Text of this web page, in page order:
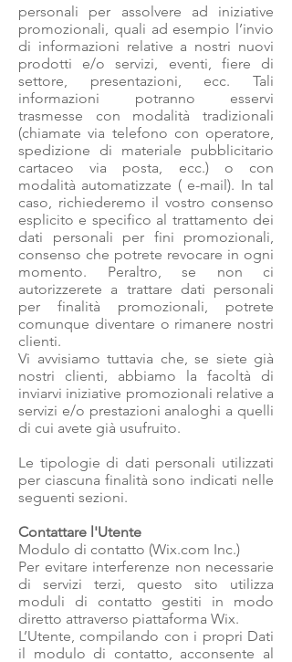
personali per assolvere ad iniziative
promozionali, quali ad esempio l’invio
di informazioni relative a nostri nuovi
prodotti e/o servizi, eventi, fiere di
settore, presentazioni, ecc. Tali
informazioni potranno esservi
trasmesse con modalità tradizionali
(chiamate via telefono con operatore,
spedizione di materiale pubblicitario
cartaceo via posta, ecc.) o con
modalità automatizzate ( e-mail). In tal
caso, richiederemo il vostro consenso
esplicito e specifico al trattamento dei
dati personali per fini promozionali,
consenso che potrete revocare in ogni
momento. Peraltro, se non ci
autorizzerete a trattare dati personali
per finalità promozionali, potrete
comunque diventare o rimanere nostri
clienti.
Vi avvisiamo tuttavia che, se siete già
nostri clienti, abbiamo la facoltà di
inviarvi iniziative promozionali relative a
servizi e/o prestazioni analoghi a quelli
di cui avete già usufruito.
Le tipologie di dati personali utilizzati
per ciascuna finalità sono indicati nelle
seguenti sezioni.
Contattare l'Utente
Modulo di contatto (Wix.com Inc.)
Per evitare interferenze non necessarie
di servizi terzi, questo sito utilizza
moduli di contatto gestiti in modo
diretto attraverso piattaforma Wix.
L’Utente, compilando con i propri Dati
il modulo di contatto, acconsente al